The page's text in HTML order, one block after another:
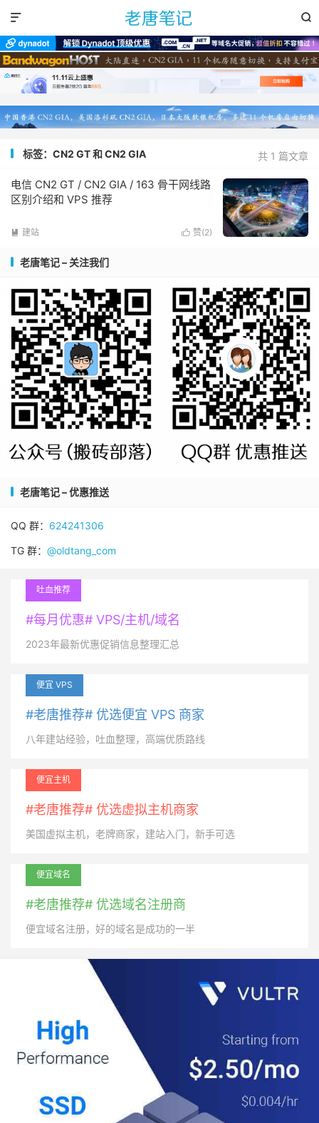


共 1 篇文章
标签：CN2 GT 和 CN2 GIA
电信 CN2 GT / CN2 GIA / 163 骨干网线路
区别介绍和 VPS 推荐
 赞(2)
 建站
老唐笔记 – 关注我们
老唐笔记 – 优惠推送
QQ 群： 624241306
TG 群： @oldtang_com
吐血推荐
#每月优惠# VPS/主机/域名
2023年最新优惠促销信息整理汇总
便宜 VPS
#老唐推荐# 优选便宜 VPS 商家
八年建站经验，吐血整理，高端优质路线
便宜主机
#老唐推荐# 优选虚拟主机商家
美国虚拟主机，老牌商家，建站入门，新手可选
便宜域名
#老唐推荐# 优选域名注册商
便宜域名注册，好的域名是成功的一半